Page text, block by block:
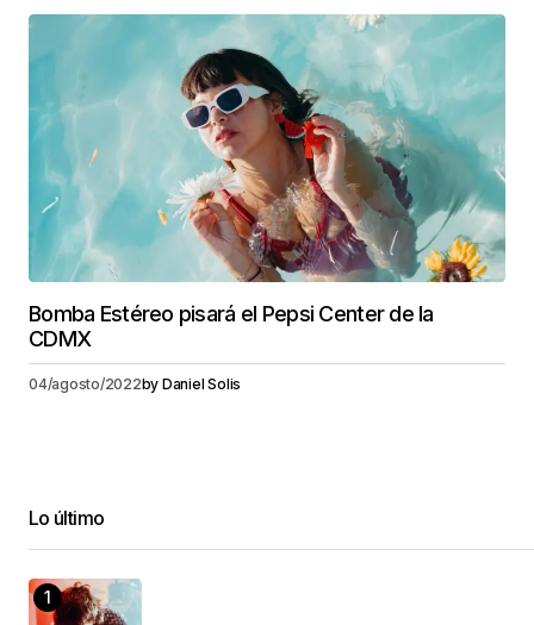
Bomba Estéreo pisará el Pepsi Center de la
CDMX
04/agosto/2022by Daniel Solis
Lo último